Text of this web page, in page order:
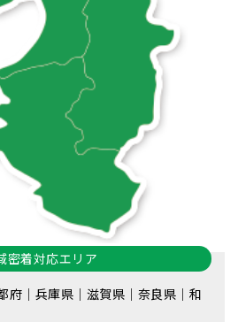
密着対応エリア
府｜兵庫県｜滋賀県｜奈良県｜和